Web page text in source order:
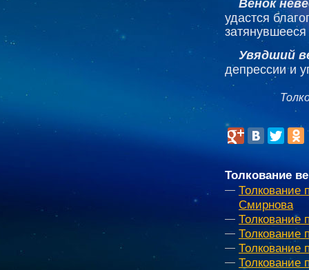
удастся
Увядший
депрессии и
Толкование
Толкование
Смирнова
Толкование
Толкование
Толкование
Толкование